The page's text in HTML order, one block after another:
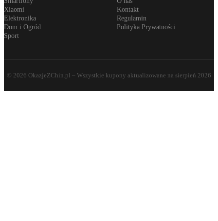
Xiaomi
Elektronika
Dom i Ogród
Sport
Kontakt
Regulamin
Polityka Prywatności
© 2026 OkazjeZChin.pl – Wszystkie kupony aktualizowane na sierpień 2026